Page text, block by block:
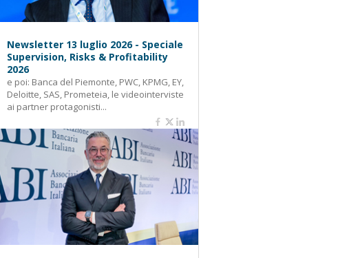
Newsletter 13 luglio 2026 - Speciale
Supervision, Risks & Profitability
2026
e poi: Banca del Piemonte, PWC, KPMG, EY,
Deloitte, SAS, Prometeia, le videointerviste
ai partner protagonisti...